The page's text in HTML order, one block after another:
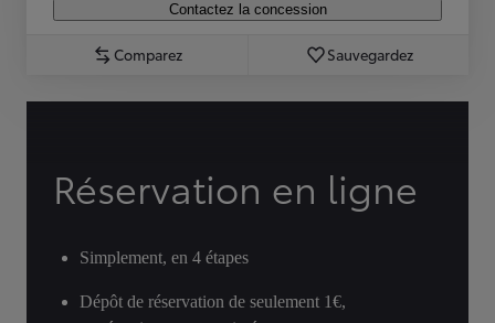
Contactez la concession
Comparez Sauvegardez
Réservation en ligne
Simplement, en 4 étapes
Dépôt de réservation de seulement 1€,